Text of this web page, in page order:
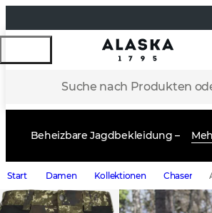
Suche nach Produkten
Beheizbare Jagdbekleidung –
Start Damen Kollektionen Chaser